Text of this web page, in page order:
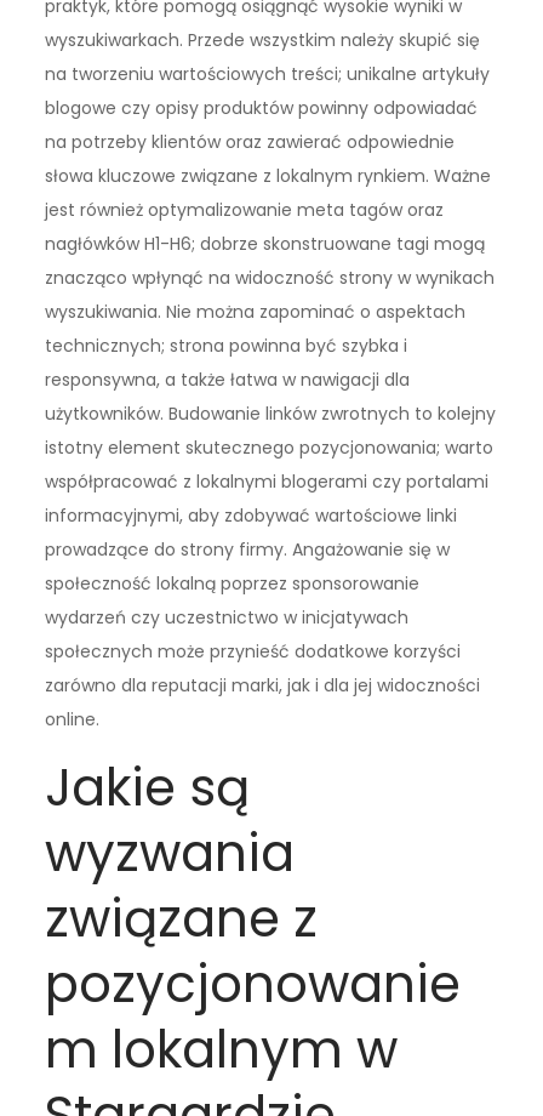
praktyk, które pomogą osiągnąć wysokie wyniki w
wyszukiwarkach. Przede wszystkim należy skupić się
na tworzeniu wartościowych treści; unikalne artykuły
blogowe czy opisy produktów powinny odpowiadać
na potrzeby klientów oraz zawierać odpowiednie
słowa kluczowe związane z lokalnym rynkiem. Ważne
jest również optymalizowanie meta tagów oraz
nagłówków H1-H6; dobrze skonstruowane tagi mogą
znacząco wpłynąć na widoczność strony w wynikach
wyszukiwania. Nie można zapominać o aspektach
technicznych; strona powinna być szybka i
responsywna, a także łatwa w nawigacji dla
użytkowników. Budowanie linków zwrotnych to kolejny
istotny element skutecznego pozycjonowania; warto
współpracować z lokalnymi blogerami czy portalami
informacyjnymi, aby zdobywać wartościowe linki
prowadzące do strony firmy. Angażowanie się w
społeczność lokalną poprzez sponsorowanie
wydarzeń czy uczestnictwo w inicjatywach
społecznych może przynieść dodatkowe korzyści
zarówno dla reputacji marki, jak i dla jej widoczności
online.
Jakie są
wyzwania
związane z
pozycjonowanie
m lokalnym w